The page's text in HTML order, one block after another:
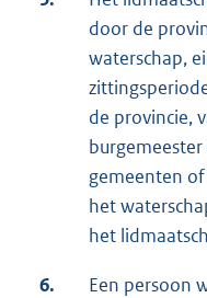
door de
waterschap,
de provincie,
gemeenten
het
het
6.
Een persoon